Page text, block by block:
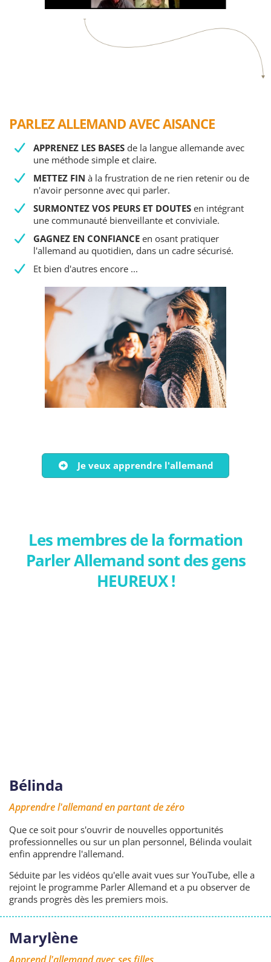
PARLEZ ALLEMAND AVEC AISANCE
APPRENEZ LES BASES de la langue allemande avec
une méthode simple et claire.
METTEZ FIN à la frustration de ne rien retenir ou de
n'avoir personne avec qui parler.
SURMONTEZ VOS PEURS ET DOUTES en intégrant
une communauté bienveillante et conviviale.
GAGNEZ EN CONFIANCE en osant pratiquer
l'allemand au quotidien, dans un cadre sécurisé.
Et bien d'autres encore ...
Je veux apprendre l'allemand
Les membres de la formation
Parler Allemand sont des gens
HEUREUX !
Bélinda
Apprendre l'allemand en partant de zéro
Que ce soit pour s'ouvrir de nouvelles opportunités
professionnelles ou sur un plan personnel, Bélinda voulait
enfin apprendre l'allemand.
Séduite par les vidéos qu'elle avait vues sur YouTube, elle a
rejoint le programme Parler Allemand et a pu observer de
grands progrès dès les premiers mois.
Marylène